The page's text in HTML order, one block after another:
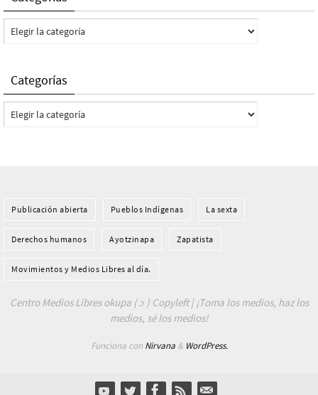
Categorías
Categorías
Categorías
Publicación abierta Pueblos Indí­genas La sexta
Derechos humanos Ayotzinapa Zapatista
Movimientos y Medios Libres al día.
Centro Medios Libres okupa ( ɔ ) Copyleft | ¡Toma los medios, haz los
medios, sé los medios!
Funciona con Nirvana& WordPress.